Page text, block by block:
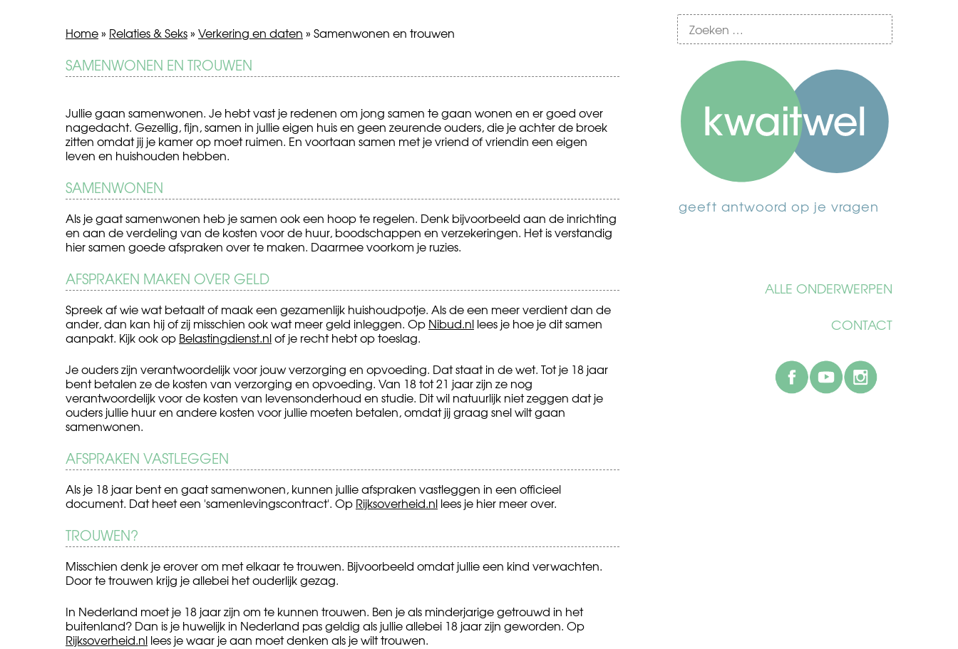
geeft antwoord op je vragen
ALLE ONDERWERPEN
CONTACT
facebook
Home» Relaties & Seks» Verkering en daten » Samenwonen en trouwen
SAMENWONEN EN TROUWEN
Jullie gaan samenwonen. Je hebt vast je redenen om jong samen te gaan wonen en er goed over
nagedacht. Gezellig, fijn, samen in jullie eigen huis en geen zeurende ouders, die je achter de broek
zitten omdat jij je kamer op moet ruimen. En voortaan samen met je vriend of vriendin een eigen
leven en huishouden hebben.
SAMENWONEN
Als je gaat samenwonen heb je samen ook een hoop te regelen. Denk bijvoorbeeld aan de inrichting
en aan de verdeling van de kosten voor de huur, boodschappen en verzekeringen. Het is verstandig
hier samen goede afspraken over te maken. Daarmee voorkom je ruzies.
AFSPRAKEN MAKEN OVER GELD
Spreek af wie wat betaalt of maak een gezamenlijk huishoudpotje. Als de een meer verdient dan de
ander, dan kan hij of zij misschien ook wat meer geld inleggen. Op Nibud.nl lees je hoe je dit samen
aanpakt. Kijk ook op Belastingdienst.nlof je recht hebt op toeslag.
Je ouders zijn verantwoordelijk voor jouw verzorging en opvoeding. Dat staat in de wet. Tot je 18 jaar
bent betalen ze de kosten van verzorging en opvoeding. Van 18 tot 21 jaar zijn ze nog
verantwoordelijk voor de kosten van levensonderhoud en studie. Dit wil natuurlijk niet zeggen dat je
ouders jullie huur en andere kosten voor jullie moeten betalen, omdat jij graag snel wilt gaan
samenwonen.
AFSPRAKEN VASTLEGGEN
Als je 18 jaar bent en gaat samenwonen, kunnen jullie afspraken vastleggen in een officieel
document. Dat heet een 'samenlevingscontract'. Op Rijksoverheid.nl lees je hier meer over.
TROUWEN?
Misschien denk je erover om met elkaar te trouwen. Bijvoorbeeld omdat jullie een kind verwachten.
Door te trouwen krijg je allebei het ouderlijk gezag.
In Nederland moet je 18 jaar zijn om te kunnen trouwen. Ben je als minderjarige getrouwd in het
buitenland? Dan is je huwelijk in Nederland pas geldig als jullie allebei 18 jaar zijn geworden. Op
Rijksoverheid.nl lees je waar je aan moet denken als je wilt trouwen.
BERICHT
NAVIGATIE
Met
je
over
seks
praten
Dip
of